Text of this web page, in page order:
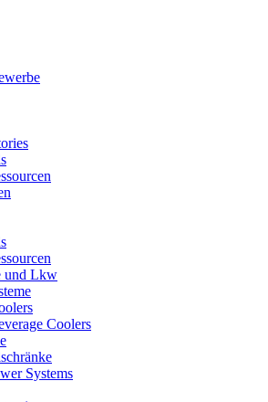
und Lkw
Coolers
Systems